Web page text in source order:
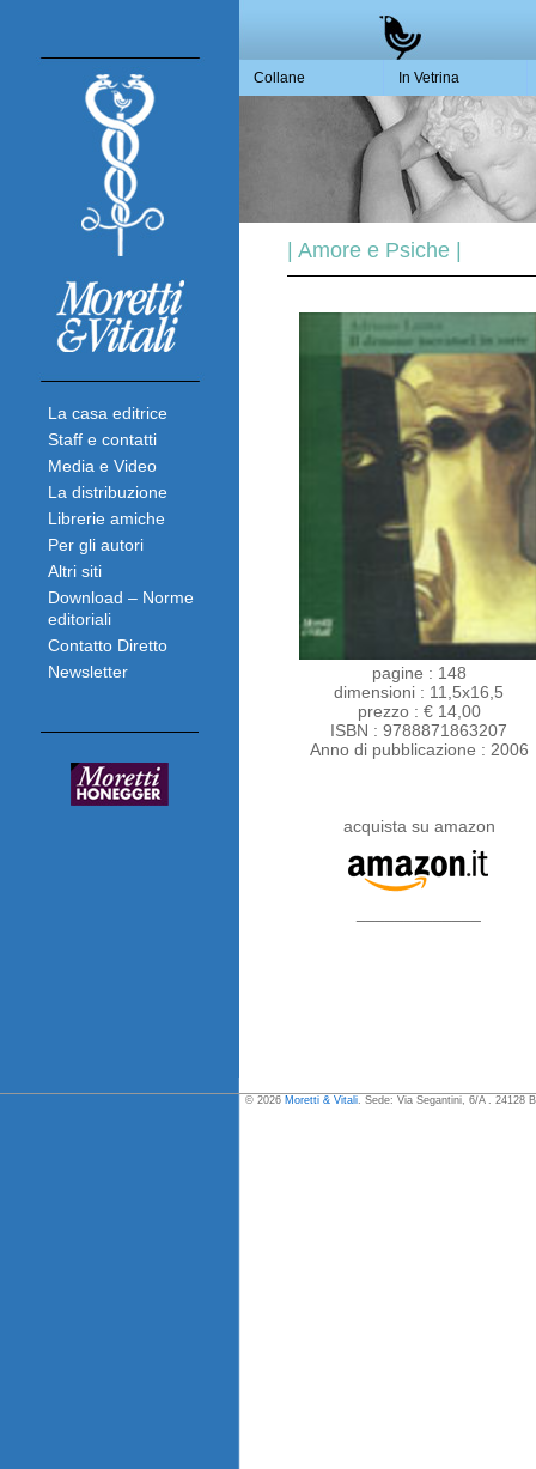
La casa editrice
Staff e contatti
Media e Video
La distribuzione
Librerie amiche
Per gli autori
Altri siti
Download – Norme
editoriali
Contatto Diretto
Newsletter
Collane In Vetrina
| Amore e Psiche |
pagine : 148
dimensioni : 11,5x16,5
prezzo : € 14,00
ISBN : 9788871863207
Anno di pubblicazione : 2006
acquista su amazon
© 2026 Moretti & Vitali . Sede: Via Segantini, 6/A . 24128